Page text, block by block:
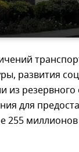
развития
из
для
255